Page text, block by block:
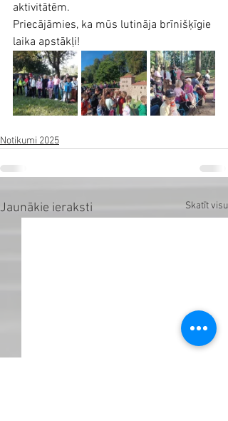
aktivitātēm.
Priecājāmies, ka mūs lutināja brīnišķīgie
laika apstākļi!
Notikumi 2025
Jaunākie ieraksti Skatīt visu